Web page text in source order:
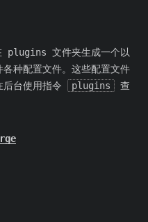
plugins 文件夹生成一个以
种配置文件。这些配置文件
后台使用指令
plugins
查